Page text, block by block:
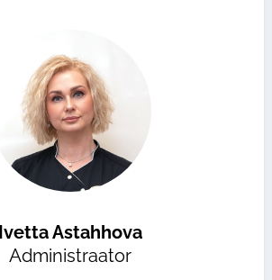
Ivetta Astahhova
Administraator